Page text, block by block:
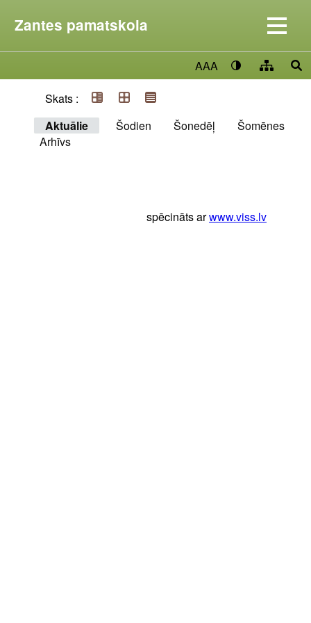
Zantes pamatskola
AAA
Skats :
Aktuālie
Šodien Šonedēļ
Šomēnes
Arhīvs
spēcināts arwww.viss.lv